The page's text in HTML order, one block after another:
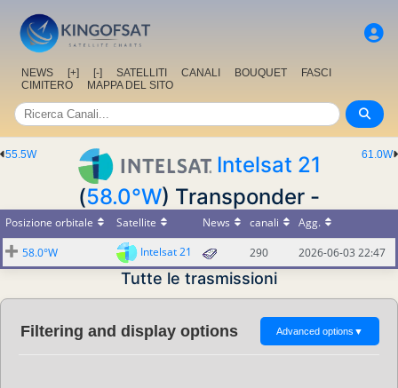
NEWS [+] [-] SATELLITI CANALI BOUQUET
FASCI
CIMITERO
MAPPA DEL SITO
61.0W
55.5W
Intelsat 21
(58.0°W) Transponder -
Posizione orbitale Satellite News canali
Agg.
58.0°W
Intelsat 21 290 2026-06-03 22:47
Tutte le trasmissioni
Filtering and display options Advanced options ▼